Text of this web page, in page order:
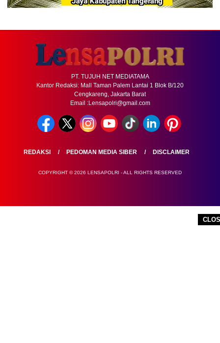
PT. TUJUH NET MEDIATAMA
Kantor Redaksi: Mall Taman Palem Lantai 1 Blok B/120
Cengkareng, Jakarta Barat
Email :Lensapolri@gmail.com
REDAKSI PEDOMAN MEDIA SIBER DISCLAIMER
COPYRIGHT © 2026 LENSAPOLRI - ALL RIGHTS RESERVED